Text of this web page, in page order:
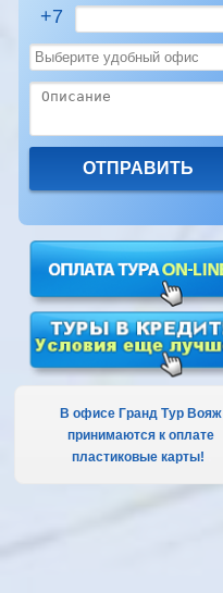
+7
В офисе Гранд Тур Вояж
принимаются к оплате
пластиковые карты!